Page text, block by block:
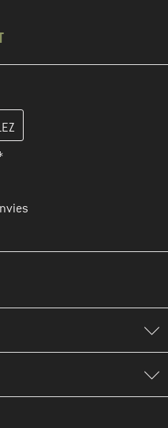
votre compte client à la